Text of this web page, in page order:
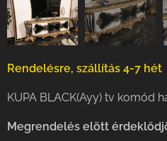
Rendelésre, szállítás 4-7 hét
KUPA BLACK(Ayy) tv komód
Megrendelés elött